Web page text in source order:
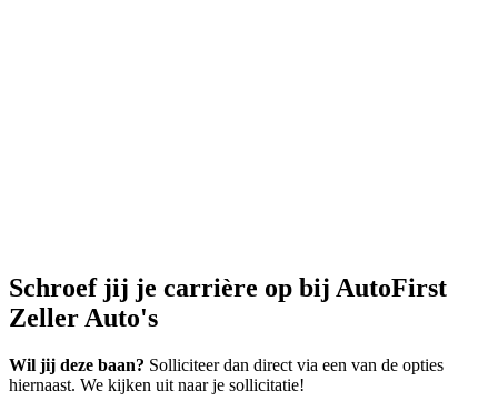
Schroef jij je carrière op bij AutoFirst
Zeller Auto's
Wil jij deze baan? Solliciteer dan direct via een van de opties
hiernaast. We kijken uit naar je sollicitatie!